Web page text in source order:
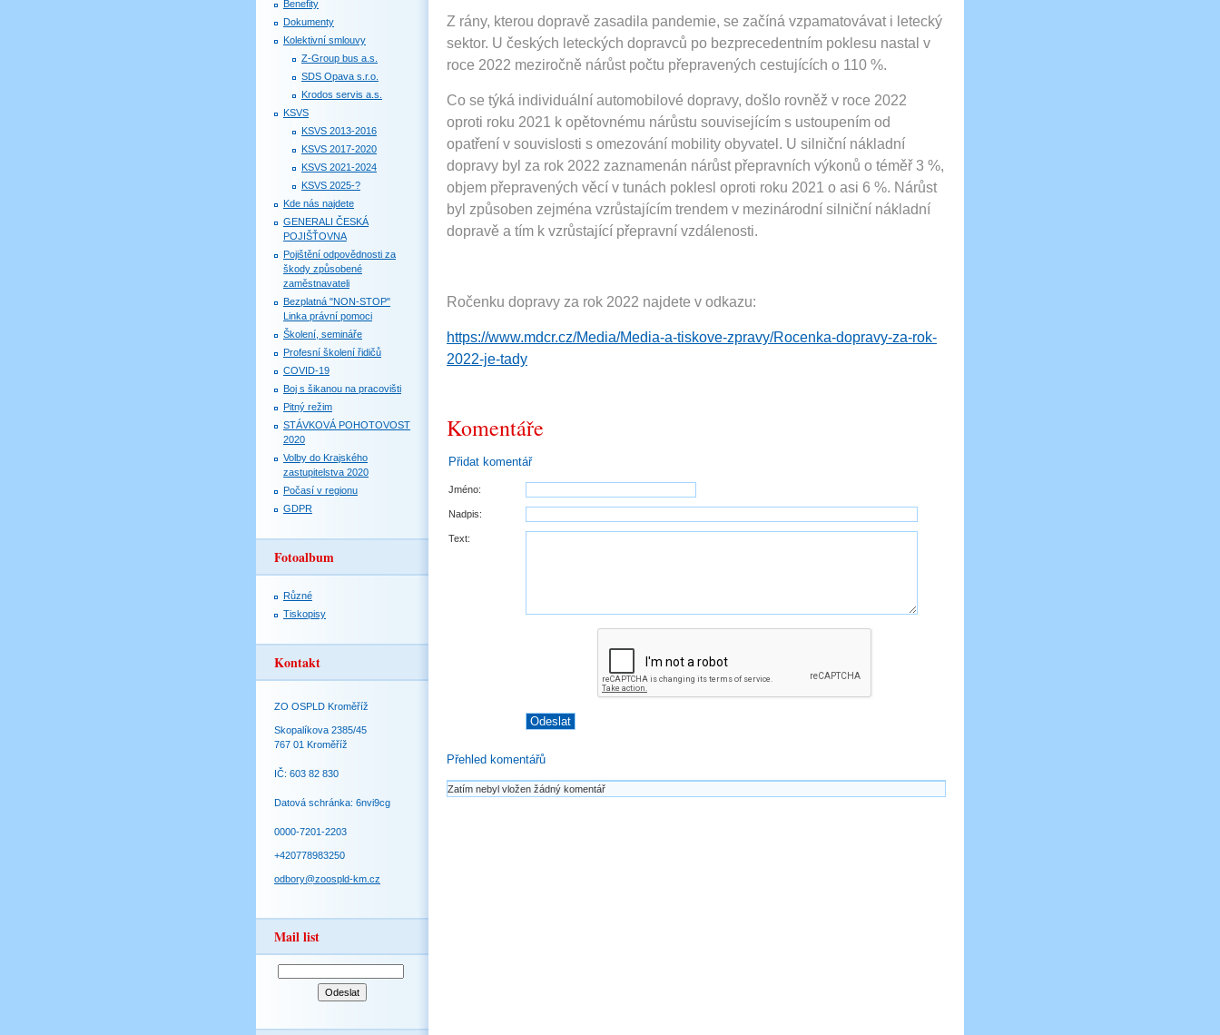
Z rány, kterou dopravě zasadila pandemie, se začíná vzpamatovávat i letecký
sektor. U českých leteckých dopravců po bezprecedentním poklesu nastal v
roce 2022 meziročně nárůst počtu přepravených cestujících o 110 %.
Co se týká individuální automobilové dopravy, došlo rovněž v roce 2022
oproti roku 2021 k opětovnému nárůstu souvisejícím s ustoupením od
opatření v souvislosti s omezování mobility obyvatel. U silniční nákladní
dopravy byl za rok 2022 zaznamenán nárůst přepravních výkonů o téměř 3 %,
objem přepravených věcí v tunách poklesl oproti roku 2021 o asi 6 %. Nárůst
byl způsoben zejména vzrůstajícím trendem v mezinárodní silniční nákladní
dopravě a tím k vzrůstající přepravní vzdálenosti.
Ročenku dopravy za rok 2022 najdete v odkazu:
https://www.mdcr.cz/Media/Media-a-tiskove-zpravy/Rocenka-dopravy-za-rok-
2022-je-tady
Komentáře
Přidat komentář
Jméno:
Nadpis:
Text:
Přehled komentářů
Zatím nebyl vložen žádný komentář
Benefity
Dokumenty
Kolektivní smlouvy
Z-Group bus a.s.
SDS Opava s.r.o.
Krodos servis a.s.
KSVS
KSVS 2013-2016
KSVS 2017-2020
KSVS 2021-2024
KSVS 2025-?
Kde nás najdete
GENERALI ČESKÁ
POJIŠŤOVNA
Pojištění odpovědnosti za
škody způsobené
zaměstnavateli
Bezplatná "NON-STOP"
Linka právní pomoci
Školení, semináře
Profesní školení řidičů
COVID-19
Boj s šikanou na pracovišti
Pitný režim
STÁVKOVÁ POHOTOVOST
2020
Volby do Krajského
zastupitelstva 2020
Počasí v regionu
GDPR
Fotoalbum
Různé
Tiskopisy
Kontakt
ZO OSPLD Kroměříž
Skopalíkova 2385/45
767 01 Kroměříž
IČ: 603 82 830
Datová schránka: 6nvi9cg
0000-7201-2203
+420778983250
odbory@zoospld-km.cz
Mail list